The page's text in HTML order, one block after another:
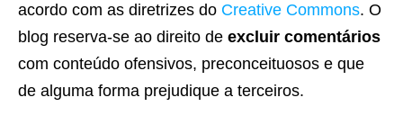
acordo com as diretrizes do Creative Commons. O
blog reserva-se ao direito de excluir comentários
com conteúdo ofensivos, preconceituosos e que
de alguma forma prejudique a terceiros.